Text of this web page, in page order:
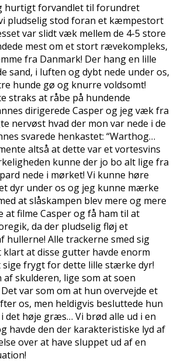
hurtigt forvandlet til forundret
pludselig stod foran et kæmpestort
var slidt væk mellem de 4-5 store
mest om et stort rævekompleks,
fra Danmark! Der hang en lille
sand, i luften og dybt nede under os,
hunde gø og knurre voldsomt!
straks at råbe på hundende
dirigerede Casper og jeg væk fra
nervøst hvad der mon var nede i de
svarede henkastet: “Warthog…
altså at dette var et vortesvins
kunne der jo bo alt lige fra
nede i mørket! Vi kunne høre
dyr under os og jeg kunne mærke
at slåskampen blev mere og mere
at filme Casper og få ham til at
da der pludselig fløj et
hullerne! Alle trackerne smed sig
at disse gutter havde enorm
frygt for dette lille stærke dyr!
af skulderen, lige som at soen
var som om at hun overvejde et
os, men heldigvis besluttede hun
det høje græs… Vi brød alle ud i en
havde den der karakteristiske lyd af
over at have sluppet ud af en